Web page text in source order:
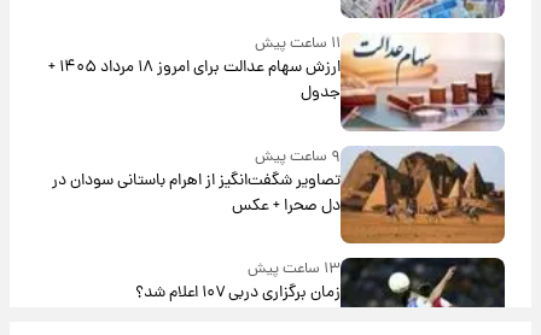
۱۱ ساعت پیش
ارزش سهام عدالت برای امروز ۱۸ مرداد ۱۴۰۵ +
جدول
۹ ساعت پیش
تصاویر شگفت‌انگیز از اهرام باستانی سودان در
دل صحرا + عکس
۱۳ ساعت پیش
زمان برگزاری دربی ۱۰۷ اعلام شد؟